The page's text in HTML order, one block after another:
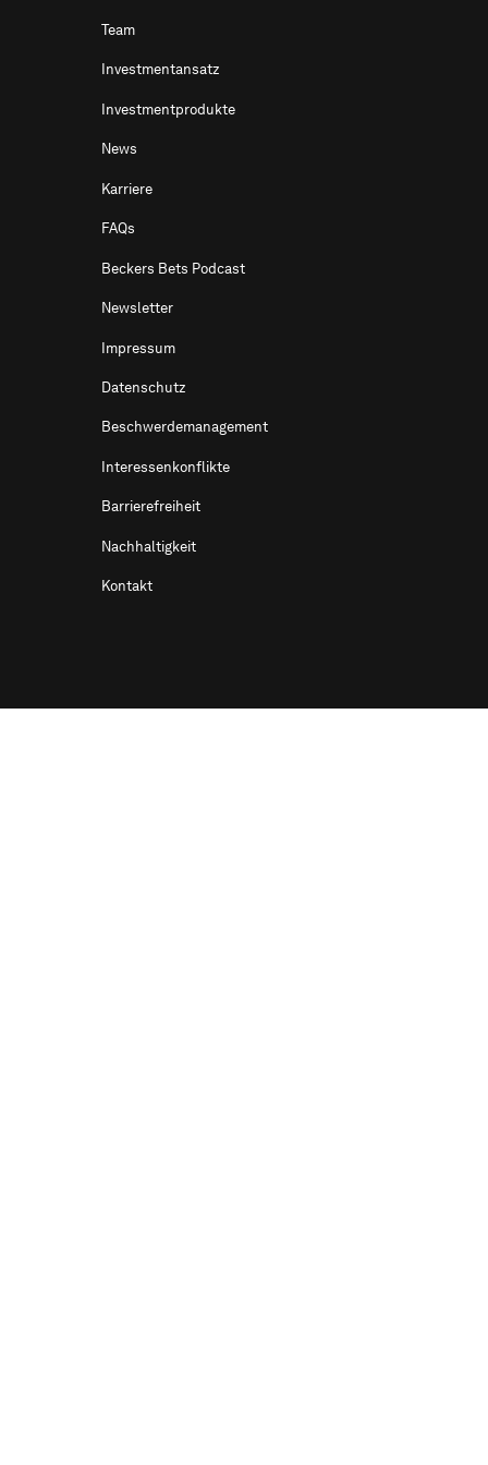
Team
Investmentansatz
Investmentprodukte
News
Karriere
FAQs
Beckers Bets Podcast
Newsletter
Impressum
Datenschutz
Beschwerdemanagement
Interessenkonflikte
Barrierefreiheit
Nachhaltigkeit
Kontakt